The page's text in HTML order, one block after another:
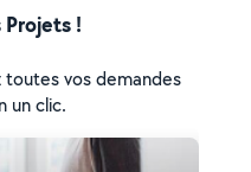
Projets !
vos demandes
un clic.